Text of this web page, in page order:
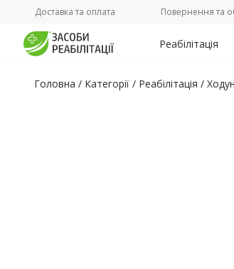
Доставка та оплата Повернення та
Реабілітація
Головна / Категорії / Реабілітація /